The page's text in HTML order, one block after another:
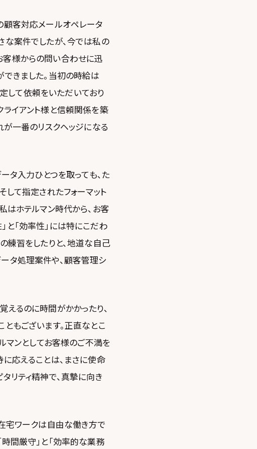
顧客対応メールオペレータ
な案件でしたが、今では私の
客様からの問い合わせに迅
できました。当初の時給は
して依頼をいただいており
ライアント様と信頼関係を築
が一番のリスクヘッジになる
タ入力ひとつを取っても、た
して指定されたフォーマット
はホテルマン時代から、お客
と「効率性」には特にこだわ
練習をしたりと、地道な自己
タ処理案件や、顧客管理シ
えるのに時間がかかったり、
もございます。正直なとこ
マンとしてお客様のご不満を
応えることは、まさに使命
リティ精神で、真摯に向き
宅ワークは自由な働き方で
間厳守」と「効率的な業務